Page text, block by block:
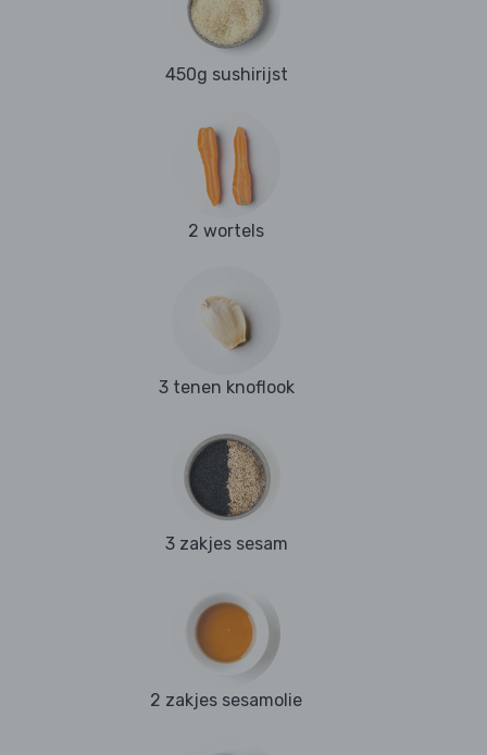
450g sushirijst
2 wortels
3 tenen knoflook
3 zakjes sesam
2 zakjes sesamolie